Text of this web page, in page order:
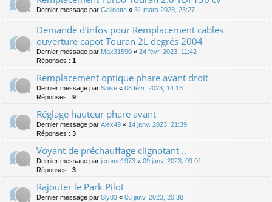
Dernier message par Galinette « 31 mars 2023, 23:27
Demande d’infos pour Remplacement cables
ouverture capot Touran 2L degrés 2004
Dernier message par Max31590 « 24 févr. 2023, 11:42
Réponses : 1
Remplacement optique phare avant droit
Dernier message par Snike « 08 févr. 2023, 14:13
Réponses : 9
Réglage hauteur phare avant
Dernier message par Alex49 « 14 janv. 2023, 21:39
Réponses : 3
Voyant de préchauffage clignotant ..
Dernier message par jerome1973 « 09 janv. 2023, 09:01
Réponses : 3
Rajouter le Park Pilot
Dernier message par Sly83 « 06 janv. 2023, 20:38